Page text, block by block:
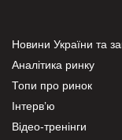
Новини України та
Аналітика ринку
Топи про ринок
Інтерв’ю
Відео-тренінги